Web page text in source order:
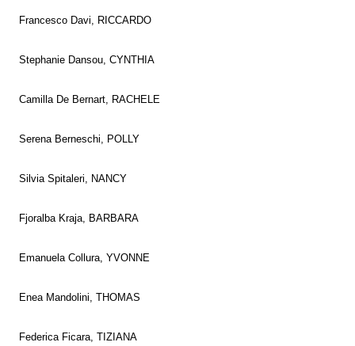
Francesco Davi, RICCARDO
Stephanie Dansou, CYNTHIA
Camilla De Bernart, RACHELE
Serena Berneschi, POLLY
Silvia Spitaleri, NANCY
Fjoralba Kraja, BARBARA
Emanuela Collura, YVONNE
Enea Mandolini, THOMAS
Federica Ficara, TIZIANA